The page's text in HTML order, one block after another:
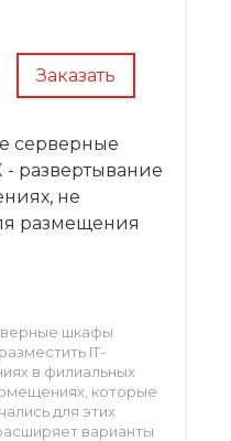
Заказать
серверные
развертывание
не
размещения
шкафы
IT-
в филиальных
которые
для этих
варианты